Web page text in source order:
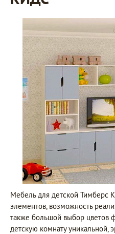
Мебель для детской Тимберс
элементов, возможность
также большой выбор цветов
детскую комнату уникальной,